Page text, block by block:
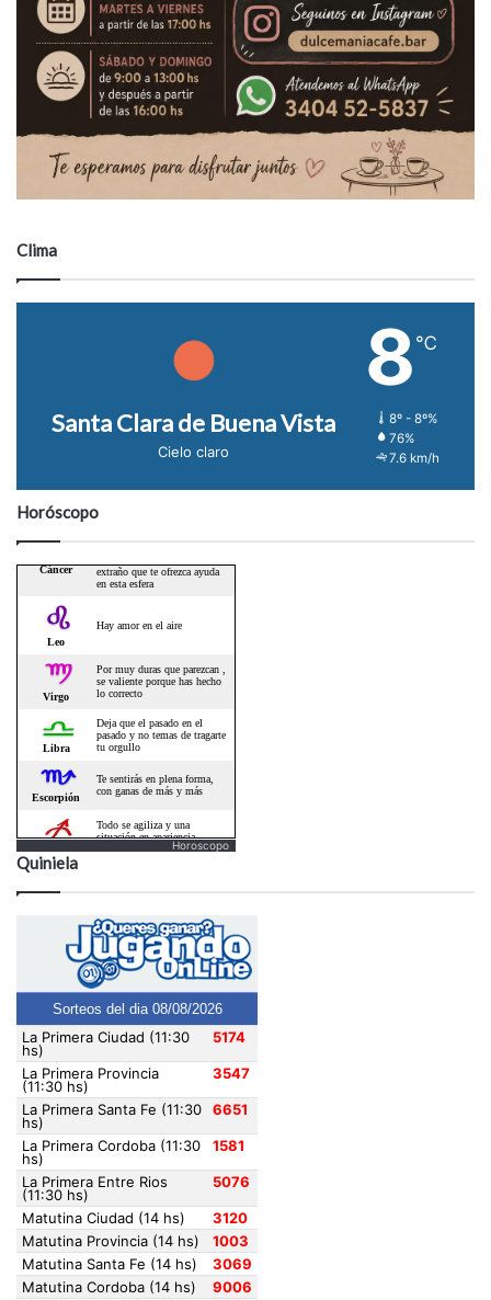
Clima
Santa Clara de Buena Vista
Cielo claro
8 ℃
8º - 8º%
76%
7.6 km/h
Horóscopo
Horoscopo
Quiniela